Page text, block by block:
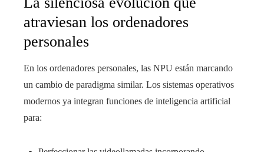
atraviesan los ordenadores
personales
En los ordenadores personales, las NPU están marcando
un cambio de paradigma similar. Los sistemas operativos
modernos ya integran funciones de inteligencia artificial
para: